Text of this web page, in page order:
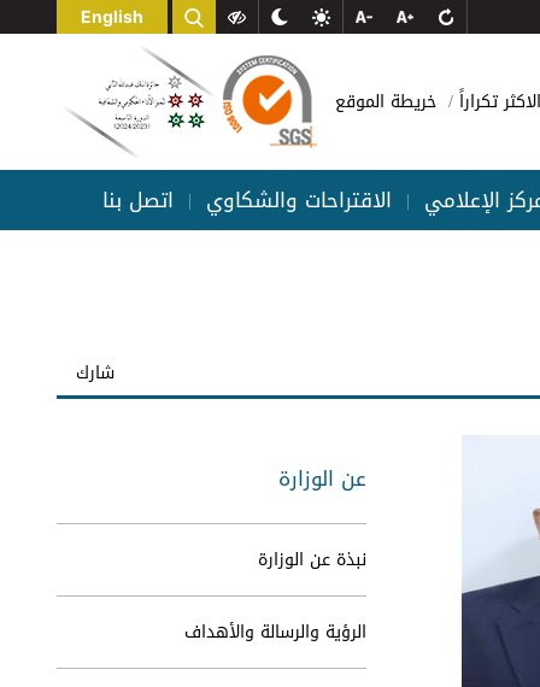
English
تكراراً خريطة الموقع
الإعلامي | الاقتراحات والشكاوي | اتصل بنا
شارك
عن الوزارة
نبذة عن الوزارة
الرؤية والرسالة والأهداف